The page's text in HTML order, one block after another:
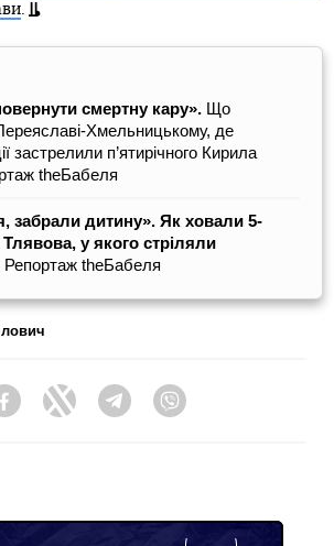
.
смертну кару». Що
Хмельницькому, де
застрелили п’ятирічного Кирила
theБабеля
забрали дитину». Як ховали 5-
у якого стріляли
Репортаж theБабеля
FacebookTwitter Telegram